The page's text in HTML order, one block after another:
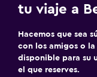
tu viaje a
Hacemos que sea
con los amigos o la
disponible para su
el que reserves.